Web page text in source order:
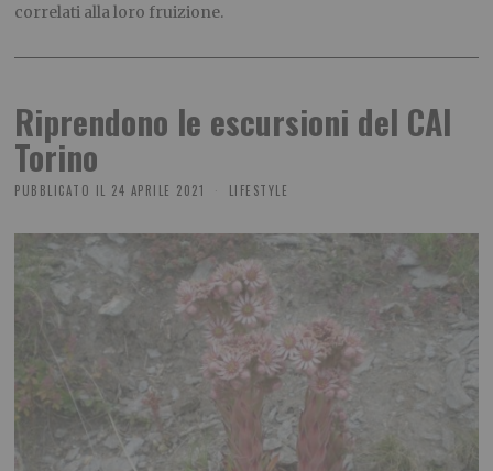
correlati alla loro fruizione.
Riprendono le escursioni del CAI
Torino
PUBBLICATO IL 24 APRILE 2021 LIFESTYLE